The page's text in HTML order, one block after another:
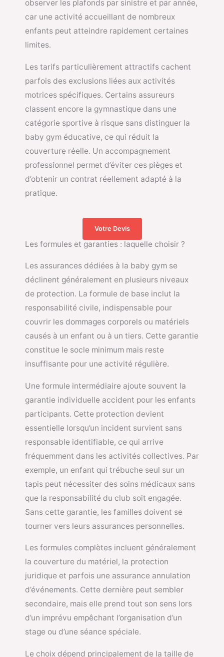
observer les plafonds par sinistre et par année,
car une activité accueillant de nombreux
enfants peut atteindre rapidement certaines
limites.
Les tarifs particulièrement attractifs cachent
parfois des exclusions liées aux activités
motrices spécifiques. Certains assureurs
classent encore la gymnastique dans une
catégorie sportive à risque sans distinguer la
baby gym éducative, ce qui réduit la
couverture réelle. Un accompagnement
professionnel permet d’éviter ces pièges et
d’obtenir un contrat réellement adapté à la
pratique.
Votre Devis
Les formules et garanties : laquelle choisir ?
Les assurances dédiées à la baby gym se
déclinent généralement en plusieurs niveaux
de protection. La formule de base inclut la
responsabilité civile, indispensable pour
couvrir les dommages corporels ou matériels
causés à un enfant ou à un tiers. Cette garantie
constitue le socle minimum mais reste
insuffisante pour une activité régulière.
Une formule intermédiaire ajoute souvent la
garantie individuelle accident pour les enfants
participants. Cette protection devient
essentielle lorsqu’un incident survient sans
responsable identifiable, ce qui arrive
fréquemment dans les activités collectives. Par
exemple, un enfant qui trébuche seul sur un
tapis peut nécessiter des soins médicaux sans
que la responsabilité du club soit engagée.
Sans cette garantie, les familles doivent se
tourner vers leurs assurances personnelles.
Les formules complètes incluent généralement
la couverture du matériel, la protection
juridique et parfois une assurance annulation
d’événements. Cette dernière peut sembler
secondaire, mais elle prend tout son sens lors
d’un imprévu empêchant l’organisation d’un
stage ou d’une séance spéciale.
Le choix dépend principalement de la taille de